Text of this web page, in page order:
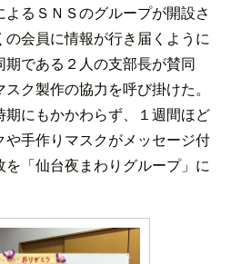
るＳＮＳのグループが開設さ
会員に情報が行き届くように
である２人の支部長が賛同
ク製作の協力を呼び掛けた。
にもかかわらず、１週間ほど
手作りマスクがメッセージ付
「仙台夜まわりグループ」に